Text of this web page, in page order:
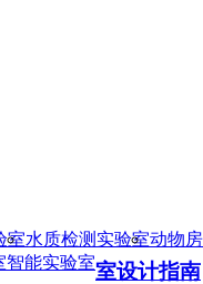
室水质检测实验室动物
智能实验室室设计指南